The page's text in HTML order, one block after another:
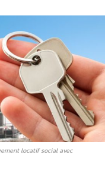
locatif social avec